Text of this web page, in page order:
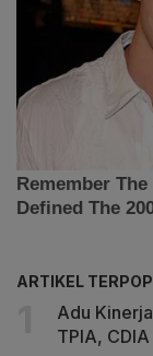
ARTIKEL
Adu
TPIA,